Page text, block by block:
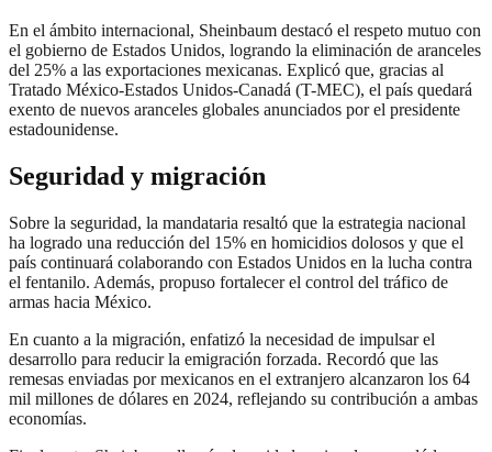
En el ámbito internacional, Sheinbaum destacó el respeto mutuo con
el gobierno de Estados Unidos, logrando la eliminación de aranceles
del 25% a las exportaciones mexicanas. Explicó que, gracias al
Tratado México-Estados Unidos-Canadá (T-MEC), el país quedará
exento de nuevos aranceles globales anunciados por el presidente
estadounidense.
Seguridad y migración
Sobre la seguridad, la mandataria resaltó que la estrategia nacional
ha logrado una reducción del 15% en homicidios dolosos y que el
país continuará colaborando con Estados Unidos en la lucha contra
el fentanilo. Además, propuso fortalecer el control del tráfico de
armas hacia México.
En cuanto a la migración, enfatizó la necesidad de impulsar el
desarrollo para reducir la emigración forzada. Recordó que las
remesas enviadas por mexicanos en el extranjero alcanzaron los 64
mil millones de dólares en 2024, reflejando su contribución a ambas
economías.